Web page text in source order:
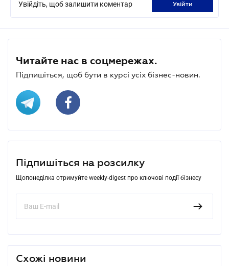
Увійдіть, щоб залишити коментар увійти
Читайте нас в соцмережах.
Підпишіться, щоб бути в курсі усіх бізнес-новин.
Підпишіться на розсилку
Щопонеділка отримуйте weekly-digest про ключові події бізнесу
Схожі новини